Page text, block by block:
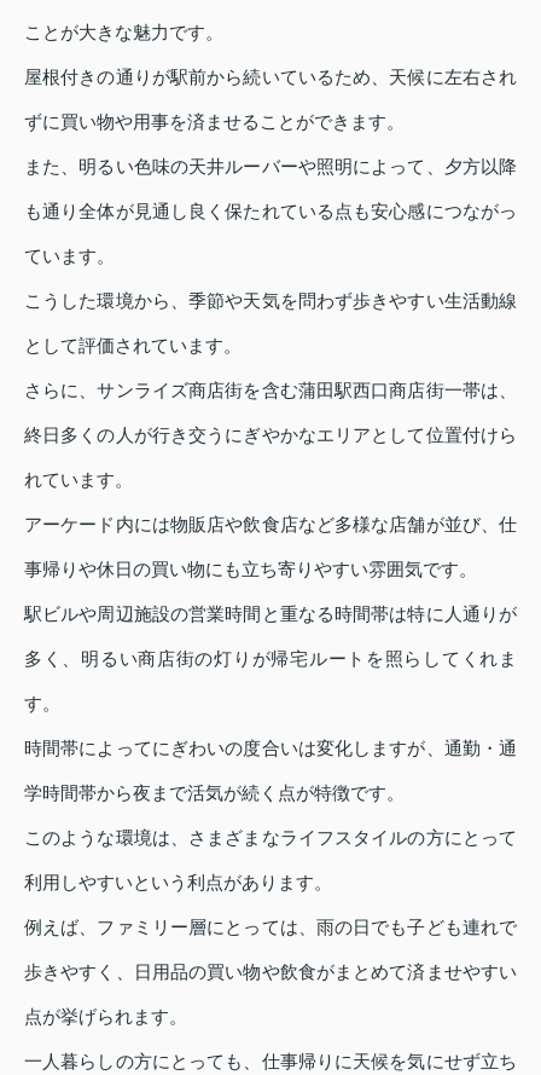
ことが大きな魅力です。
屋根付きの通りが駅前から続いているため、天候に左右され
ずに買い物や用事を済ませることができます。
また、明るい色味の天井ルーバーや照明によって、夕方以降
も通り全体が見通し良く保たれている点も安心感につながっ
ています。
こうした環境から、季節や天気を問わず歩きやすい生活動線
として評価されています。
さらに、サンライズ商店街を含む蒲田駅西口商店街一帯は、
終日多くの人が行き交うにぎやかなエリアとして位置付けら
れています。
アーケード内には物販店や飲食店など多様な店舗が並び、仕
事帰りや休日の買い物にも立ち寄りやすい雰囲気です。
駅ビルや周辺施設の営業時間と重なる時間帯は特に人通りが
多く、明るい商店街の灯りが帰宅ルートを照らしてくれま
す。
時間帯によってにぎわいの度合いは変化しますが、通勤・通
学時間帯から夜まで活気が続く点が特徴です。
このような環境は、さまざまなライフスタイルの方にとって
利用しやすいという利点があります。
例えば、ファミリー層にとっては、雨の日でも子ども連れで
歩きやすく、日用品の買い物や飲食がまとめて済ませやすい
点が挙げられます。
一人暮らしの方にとっても、仕事帰りに天候を気にせず立ち